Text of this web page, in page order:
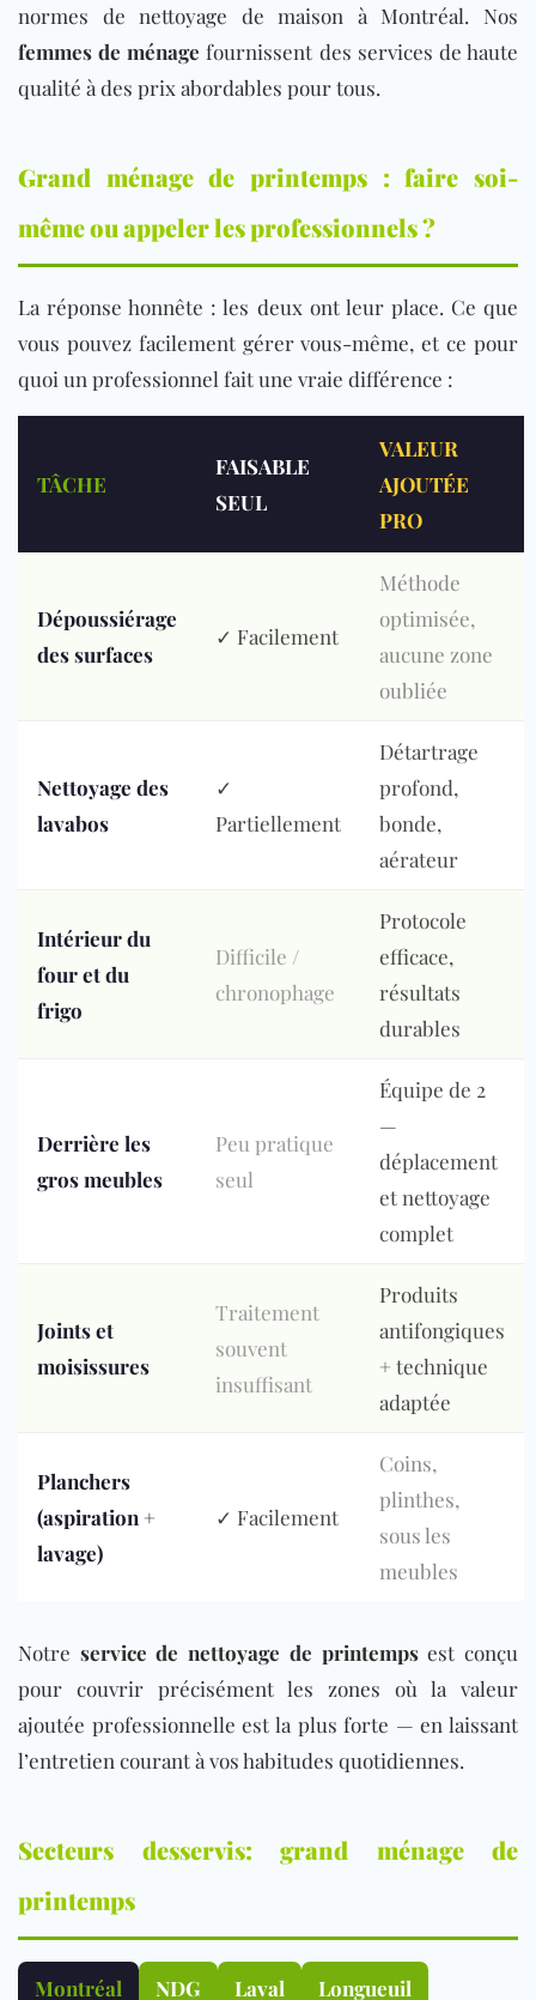
normes de nettoyage de maison à Montréal. Nos
femmes de ménage fournissent des services de haute
qualité à des prix abordables pour tous.
Grand ménage de printemps : faire soi-
même ou appeler les professionnels ?
La réponse honnête : les deux ont leur place. Ce que
vous pouvez facilement gérer vous-même, et ce pour
quoi un professionnel fait une vraie différence :
TÂCHE
FAISABLE
SEUL
VALEUR
AJOUTÉE
PRO
Dépoussiérage
des surfaces
✓ Facilement
Méthode
optimisée,
aucune zone
oubliée
Nettoyage des
lavabos
✓
Partiellement
Détartrage
profond,
bonde,
aérateur
Intérieur du
four et du
frigo
Difficile /
chronophage
Protocole
efficace,
résultats
durables
Derrière les
gros meubles
Peu pratique
seul
Équipe de 2
—
déplacement
et nettoyage
complet
Joints et
moisissures
Traitement
souvent
insuffisant
Produits
antifongiques
+ technique
adaptée
Planchers
(aspiration +
lavage)
✓ Facilement
Coins,
plinthes,
sous les
meubles
Notre service de nettoyage de printempsest conçu
pour couvrir précisément les zones où la valeur
ajoutée professionnelle est la plus forte — en laissant
l’entretien courant à vos habitudes quotidiennes.
Secteurs desservis: grand ménage de
printemps
Montréal NDG Laval Longueuil